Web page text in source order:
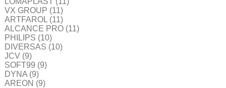
VX GROUP (11)
ARTFAROL (11)
ALCANCE PRO (11)
PHILIPS (10)
DIVERSAS (10)
JCV (9)
SOFT99 (9)
DYNA (9)
AREON (9)